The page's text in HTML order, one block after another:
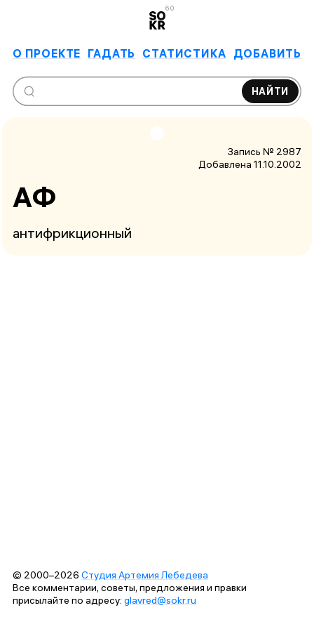
6.0
О ПРОЕКТЕ ГАДАТЬ СТАТИСТИКА ДОБАВИТЬ
НАЙТИ
Запись № 2987
Добавлена 11.10.2002
АФ
антифрикционный
© 2000–2026 Студия Артемия Лебедева
Все комментарии, советы, предложения и правки
присылайте по адресу: glavred@sokr.ru